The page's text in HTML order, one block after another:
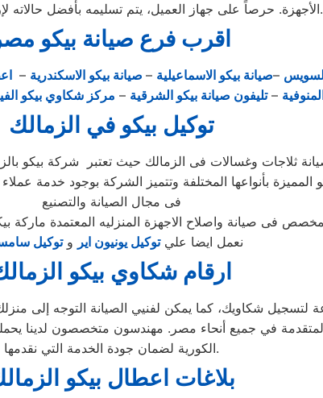
الأجهزة. حرصاً على جهاز العميل، يتم تسليمه بأفضل حالاته لإرضاء العميل العزيز.
اقرب فرع صيانة بيكو
–صيانة بيكو الاسماعيلية – صيانة بيكو الاسكندرية –
–تليفون صيانة بيكو الشرقية – مركز شكاوي بيكو
توكيل بيكو في الزمالك
بأنواعها المختلفة وتتميز الشركة بوجود خدمة
فى مجال الصيانة والتصنيع
نعمل ايضا عليتوكيل يونيون اير وتوكيل
ارقام شكاوي بيكو
مراكز صيانة بيكو مصر الاستفادة من خدمة 24 ساعة لتسجيل شكاويك، كما يمكن
وخدمة العملاء المتقدمة في جميع أنحاء مصر. مهندسون
الكورية لضمان جودة الخدمة التي نقدمها.
بلاغات اعطال بيكو